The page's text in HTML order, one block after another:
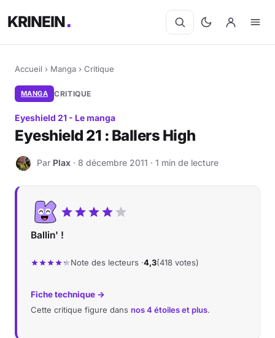
KRINEIN
Accueil › Manga › Critique
MANGA CRITIQUE
Eyeshield 21 - Le manga
Eyeshield 21 : Ballers High
P Par Plax · 8 décembre 2011 · 1 min de lecture
Ballin' !
Note des lecteurs ·4,3(418 votes)
Fiche technique →
Cette critique figure dans nos 4 étoiles et plus.